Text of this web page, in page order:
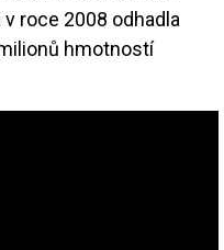
roce 2008 odhadla
hmotností